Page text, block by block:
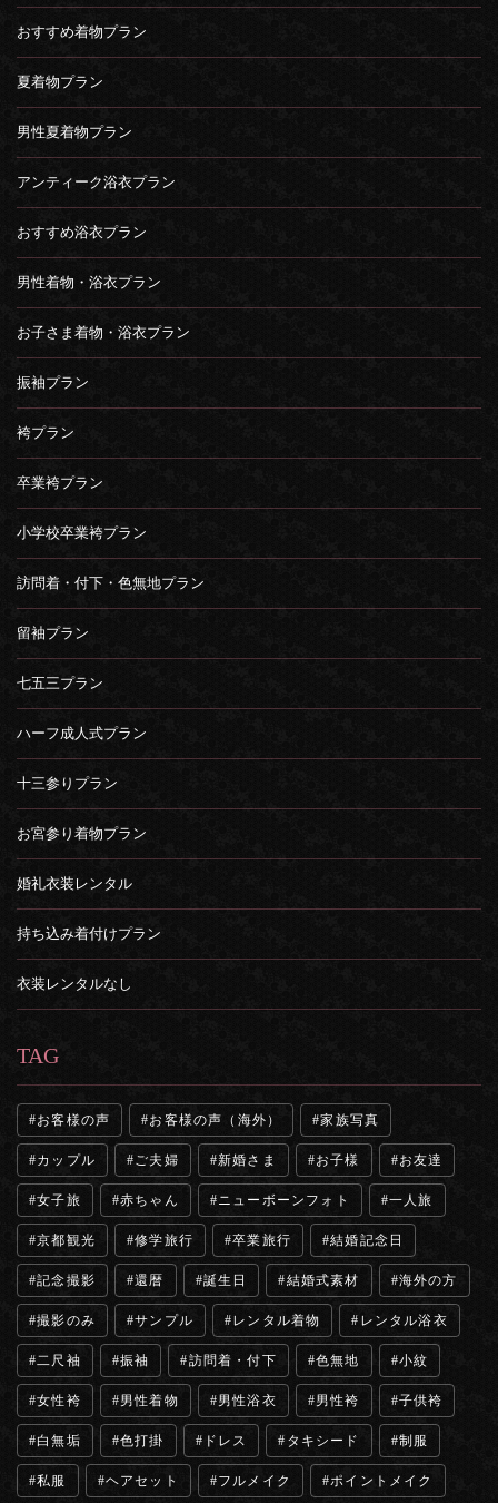
おすすめ着物プラン
夏着物プラン
男性夏着物プラン
アンティーク浴衣プラン
おすすめ浴衣プラン
男性着物・浴衣プラン
お子さま着物・浴衣プラン
振袖プラン
袴プラン
卒業袴プラン
小学校卒業袴プラン
訪問着・付下・色無地プラン
留袖プラン
七五三プラン
ハーフ成人式プラン
十三参りプラン
お宮参り着物プラン
婚礼衣装レンタル
持ち込み着付けプラン
衣装レンタルなし
TAG
お客様の声 お客様の声（海外） 家族写真
カップル ご夫婦 新婚さま お子様 お友達
女子旅 赤ちゃん ニューボーンフォト 一人旅
京都観光 修学旅行 卒業旅行 結婚記念日
記念撮影 還暦 誕生日 結婚式素材 海外の方
撮影のみ サンプル レンタル着物 レンタル浴衣
二尺袖 振袖 訪問着・付下 色無地 小紋
女性袴 男性着物 男性浴衣 男性袴 子供袴
白無垢 色打掛 ドレス タキシード 制服
私服 ヘアセット フルメイク ポイントメイク